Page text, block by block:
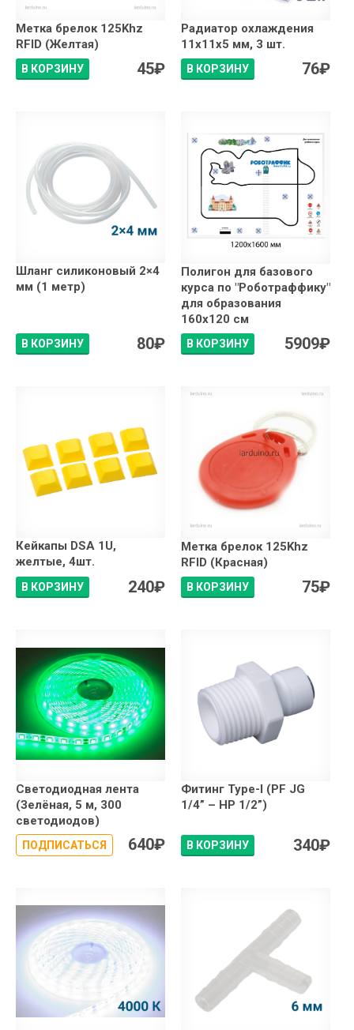
Метка брелок 125Khz
RFID (Желтая)
В КОРЗИНУ 45₽
Радиатор охлаждения
11x11x5 мм, 3 шт.
В КОРЗИНУ 76₽
Шланг cиликоновый 2×4
мм (1 метр)
В КОРЗИНУ 80₽
Полигон для базового
курса по "Роботраффику"
для образования
160x120 см
В КОРЗИНУ 5909₽
Кейкапы DSA 1U,
желтые, 4шт.
В КОРЗИНУ 240₽
Метка брелок 125Khz
RFID (Красная)
В КОРЗИНУ 75₽
Светодиодная лента
(Зелёная, 5 м, 300
светодиодов)
ПОДПИСАТЬСЯ 640₽
Фитинг Type-I (PF JG
1/4” – НР 1/2”)
В КОРЗИНУ 340₽